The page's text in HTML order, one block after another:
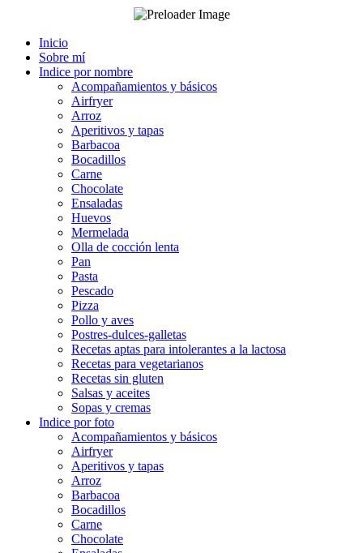
Inicio
Sobre mí
Indice por nombre
Acompañamientos y básicos
Airfryer
Arroz
Aperitivos y tapas
Barbacoa
Bocadillos
Carne
Chocolate
Ensaladas
Huevos
Mermelada
Olla de cocción lenta
Pan
Pasta
Pescado
Pizza
Pollo y aves
Postres-dulces-galletas
Recetas aptas para intolerantes a la lactosa
Recetas para vegetarianos
Recetas sin gluten
Salsas y aceites
Sopas y cremas
Indice por foto
Acompañamientos y básicos
Airfryer
Aperitivos y tapas
Arroz
Barbacoa
Bocadillos
Carne
Chocolate